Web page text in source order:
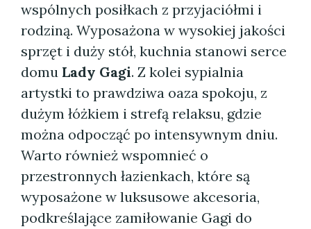
wspólnych posiłkach z przyjaciółmi i
rodziną. Wyposażona w wysokiej jakości
sprzęt i duży stół, kuchnia stanowi serce
domu Lady Gagi. Z kolei sypialnia
artystki to prawdziwa oaza spokoju, z
dużym łóżkiem i strefą relaksu, gdzie
można odpocząć po intensywnym dniu.
Warto również wspomnieć o
przestronnych łazienkach, które są
wyposażone w luksusowe akcesoria,
podkreślające zamiłowanie Gagi do